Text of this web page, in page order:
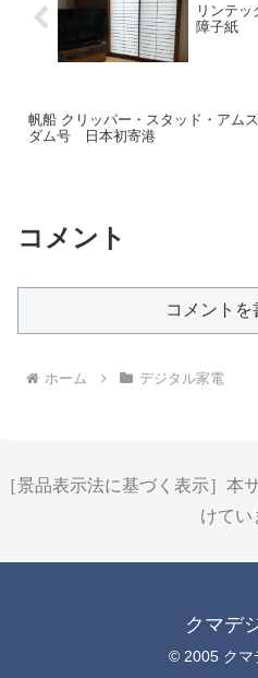
リンテ
障子紙
帆船 クリッパー・スタッド・アム
ダム号 日本初寄港
コメント
コメントを
ホーム デジタル家電
［景品表示法に基づく表示］本
けてい
クマデ
© 2005 クマ